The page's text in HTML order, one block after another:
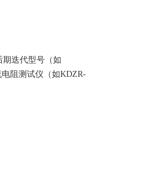
迭代型号（如
阻测试仪（如KDZR-